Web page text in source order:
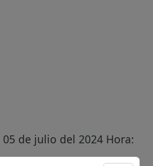
05 de julio del 2024 Hora: